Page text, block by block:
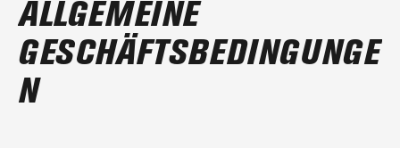
ALLGEMEINE
GESCHÄFTSBEDINGUNGE
N